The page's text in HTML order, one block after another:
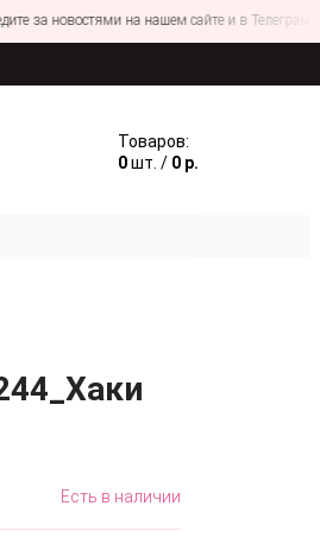
новостями на нашем сайте и в Телеграм
Товаров:
0шт. / 0 р.
Есть в наличии